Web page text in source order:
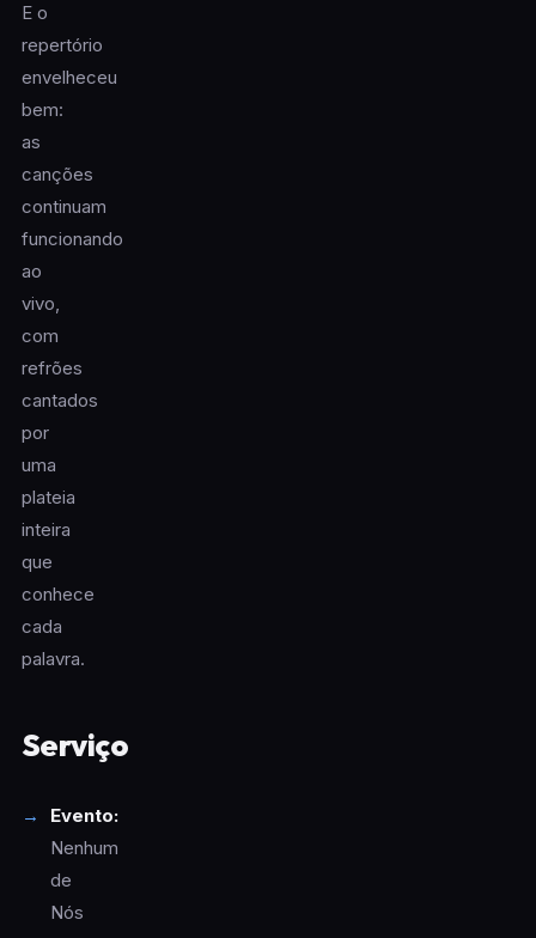
E o
repertório
envelheceu
bem:
as
canções
continuam
funcionando
ao
vivo,
com
refrões
cantados
por
uma
plateia
inteira
que
conhece
cada
palavra.
Serviço
Evento:
Nenhum
de
Nós